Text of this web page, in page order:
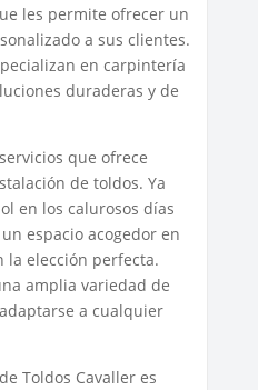
les permite ofrecer un
a sus clientes.
en carpintería
duraderas y de
que ofrece
de toldos. Ya
en los calurosos días
espacio acogedor en
la elección perfecta.
amplia variedad de
a cualquier
Toldos Cavaller es